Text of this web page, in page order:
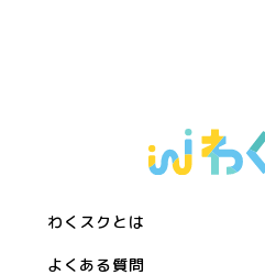
わくスクとは
よくある質問